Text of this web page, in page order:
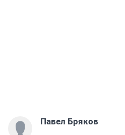
Павел Бряков